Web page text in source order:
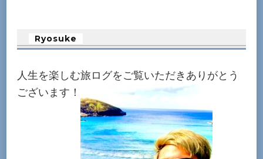
っ
危
険
な
手
口
Ryosuke
人生を楽しむ旅ログをご覧いただきありがとう
ございます！